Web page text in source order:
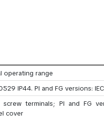
operating range
IP44. PI and FG versions:
screw terminals; PI and FG
cover